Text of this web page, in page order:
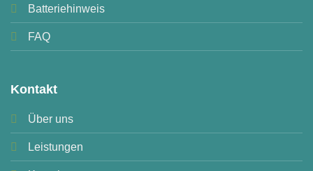
Batteriehinweis
FAQ
Kontakt
Über uns
Leistungen